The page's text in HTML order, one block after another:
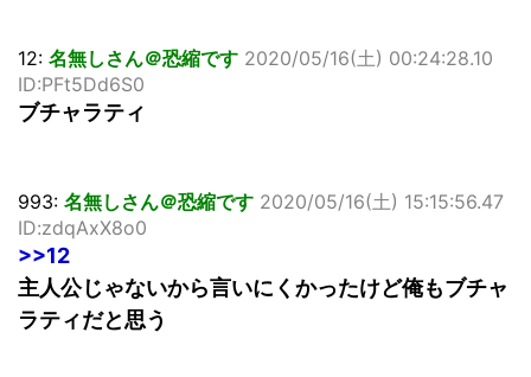
12: 名無しさん＠恐縮です 2020/05/16(土) 00:24:28.10
ID:PFt5Dd6S0
ブチャラティ
993: 名無しさん＠恐縮です 2020/05/16(土) 15:15:56.47
ID:zdqAxX8o0
>>12
主人公じゃないから言いにくかったけど俺もブチャ
ラティだと思う